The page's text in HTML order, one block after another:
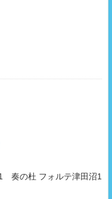
奏の杜 フォルテ津田沼1